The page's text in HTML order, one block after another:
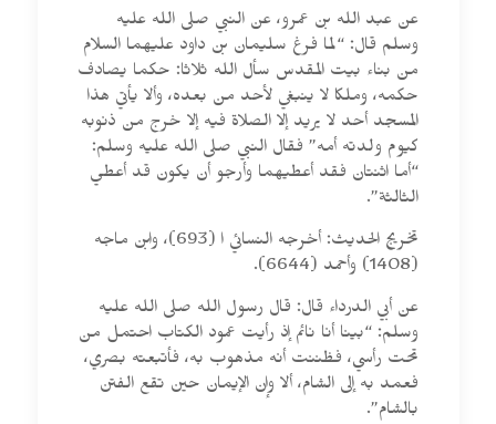
عن عبد الله بن عمرو، عن النبي صلى الله عليه
وسلم قال: “‌لما ‌فرغ ‌سليمان بن داود عليهما السلام
من بناء بيت المقدس سأل الله ثلاثا: حكما يصادف
حكمه، وملكا لا ينبغي لأحد من بعده، وألا يأتي هذا
المسجد أحد لا يريد إلا الصلاة فيه إلا خرج من ذنوبه
كيوم ولدته أمه” فقال النبي صلى الله عليه وسلم:
“أما اثنتان فقد أعطيهما وأرجو أن يكون قد أعطي
الثالثة”.
تخريج الحديث: أخرجه النسائي ا (693)، وابن ماجه
(1408) وأحمد (6644).
عن أبي الدرداء قال: قال رسول الله صلى الله عليه
وسلم: “بينا أنا نائم إذ رأيت ‌عمود ‌الكتاب احتمل من
تحت رأسي، فظننت أنه مذهوب به، فأتبعته بصري،
فعمد به إلى الشام، ألا وإن الإيمان حين تقع الفتن
بالشام”.